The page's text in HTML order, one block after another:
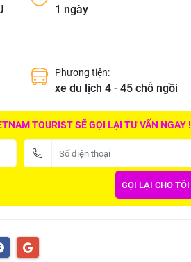
1 ngày
Phương tiện:
xe du lịch 4 - 45 chỗ ngồi
TOURIST SẼ GỌI LẠI TƯ VẤN NGAY !